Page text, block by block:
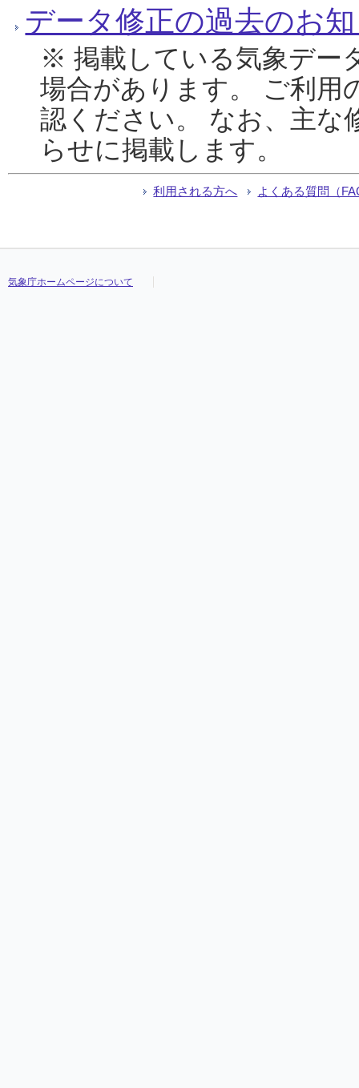
データ修正の過去のお
※ 掲載している気象デー
場合があります。 ご利用
認ください。 なお、主な
らせに掲載します。
利用される方へ よくある質問（
気象庁ホームページについて